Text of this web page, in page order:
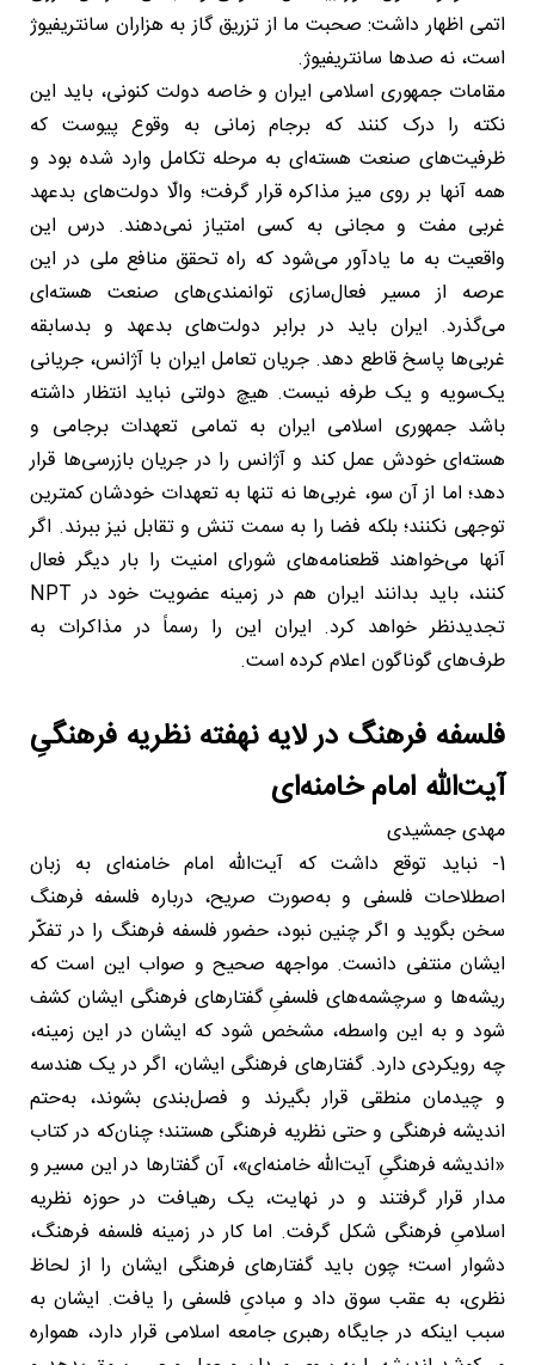
اتمی اظهار داشت: صحبت ما از تزریق گاز به هزاران سانتریفیوژ
است، نه صدها سانتریفیوژ.
مقامات جمهوری اسلامی ایران و خاصه دولت کنونی، باید این
نکته را درک کنند که برجام زمانی به وقوع پیوست که
ظرفیت‌های صنعت هسته‌ای به مرحله تکامل وارد شده بود و
همه آنها بر روی میز مذاکره قرار گرفت؛ والّا دولت‌های بدعهد
غربی مفت و مجانی به کسی امتیاز نمی‌دهند. درس این
واقعیت به ما یادآور می‌شود که راه تحقق منافع ملی در این
عرصه از مسیر فعال‌سازی توانمندی‌های صنعت هسته‌ای
می‌گذرد. ایران باید در برابر دولت‌های بدعهد و بدسابقه
غربی‌ها پاسخ قاطع دهد. جریان تعامل ایران با آژانس، جریانی
یک‌سویه و یک طرفه نیست. هیچ دولتی نباید انتظار داشته
باشد جمهوری اسلامی ایران به تمامی تعهدات برجامی و
هسته‌ای خودش عمل کند و آژانس را در جریان بازرسی‌ها قرار
دهد؛ اما از آن سو، غربی‌ها نه تنها به تعهدات خودشان کمترین
توجهی نکنند؛ بلکه فضا را به سمت تنش و تقابل نیز ببرند. اگر
آنها می‌خواهند قطعنامه‌های شورای امنیت را بار دیگر فعال
کنند، باید بدانند ایران هم در زمینه عضویت خود در NPT
تجدیدنظر خواهد کرد. ایران این را رسماً در مذاکرات به
طرف‌های گوناگون اعلام کرده است.
فلسفه فرهنگ در لایه نهفته نظریه فرهنگیِ
آیت‌الله امام خامنه‌ای
مهدی جمشیدی
1- نباید توقع داشت که آیت‌الله امام خامنه‌ای به زبان
اصطلاحات فلسفی و به‌صورت صریح، درباره فلسفه فرهنگ
سخن بگوید و اگر چنین نبود، حضور فلسفه فرهنگ را در تفکّر
ایشان منتفی دانست. مواجهه صحیح و صواب این است که
ریشه‌ها و سرچشمه‌های فلسفیِ گفتارهای فرهنگی ایشان کشف
شود و به این واسطه، مشخص شود که ایشان در این زمینه،
چه رویکردی دارد. گفتارهای فرهنگی ایشان، اگر در یک هندسه
و چیدمان منطقی قرار بگیرند و فصل‌بندی بشوند، به‌حتم
اندیشه فرهنگی و حتی نظریه فرهنگی هستند؛ چنان‌که در کتاب
«اندیشه فرهنگیِ آیت‌الله خامنه‌ای»، آن گفتارها در این مسیر و
مدار قرار گرفتند و در نهایت، یک رهیافت در حوزه نظریه
اسلامیِ فرهنگی شکل گرفت. اما کار در زمینه فلسفه فرهنگ،
دشوار است؛ چون باید گفتارهای فرهنگی ایشان را از لحاظ
نظری، به عقب سوق داد و مبادیِ فلسفی را یافت. ایشان به
سبب اینکه در جایگاه رهبری جامعه اسلامی قرار دارد، همواره